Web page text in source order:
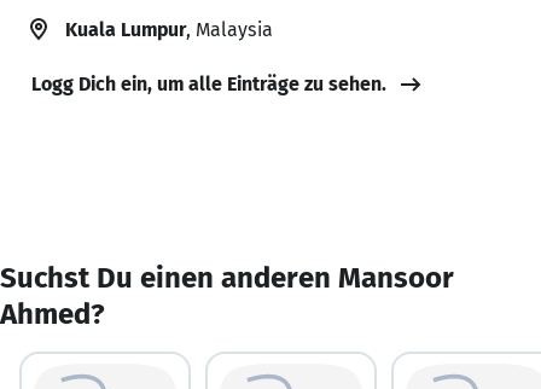
Kuala Lumpur, Malaysia
Logg Dich ein, um alle Einträge zu sehen.
Suchst Du einen anderen Mansoor
Ahmed?